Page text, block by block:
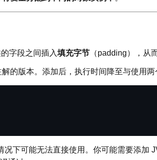
字段之间插入填充字节 （padding），从
解的版本。添加后，执行时间降至与使用
况下可能无法直接使用。你可能需要添加